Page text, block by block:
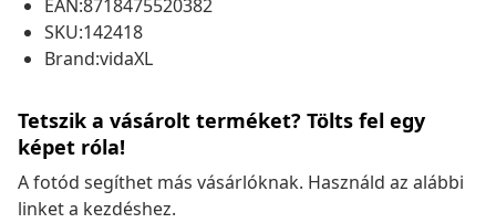
EAN:8718475520382
SKU:142418
Brand:vidaXL
Tetszik a vásárolt terméket? Tölts fel egy
képet róla!
A fotód segíthet más vásárlóknak. Használd az alábbi
linket a kezdéshez.